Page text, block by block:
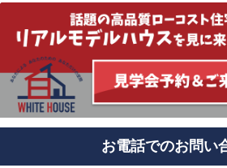
お電話でのお問い